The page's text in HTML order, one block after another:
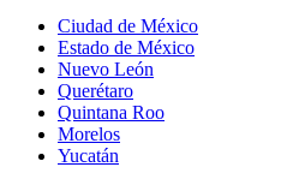
Ciudad de México
Estado de México
Nuevo León
Querétaro
Quintana Roo
Morelos
Yucatán